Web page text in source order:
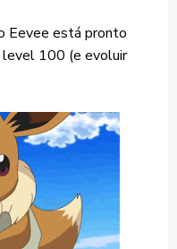
Eevee está pronto
level 100 (e evoluir